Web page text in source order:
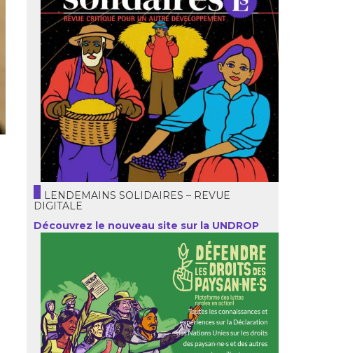
LENDEMAINS SOLIDAIRES – REVUE
DIGITALE
Découvrez le nouveau site sur la UNDROP